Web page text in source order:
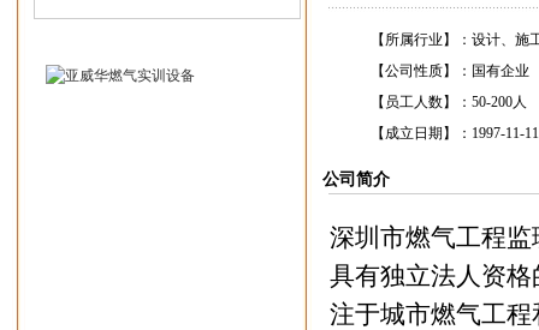
【所属行业】： 设计、施
【公司性质】： 国有企业
【员工人数】： 50-200人
【成立日期】： 1997-11-11
公司简介
深圳市燃气工程
具有独立法人资
注于城市燃气工